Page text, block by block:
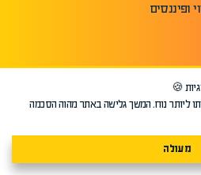
🍪
ליותר נוח. המשך גלישה באתר מהוה הסכמה
מעולה